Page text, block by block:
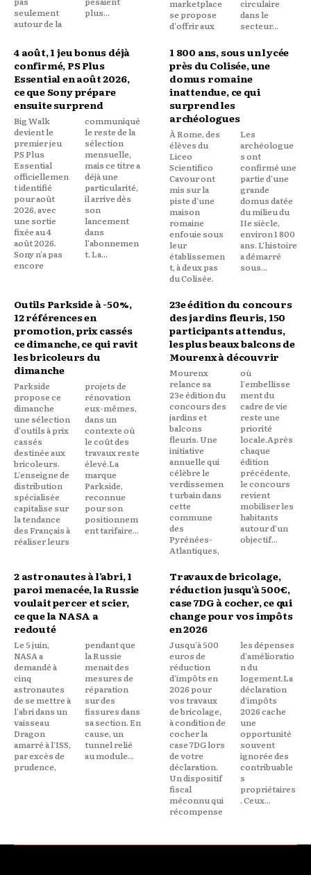
seulement
autour de la
plus...
marketplace
se propose
d'offrir aux
circulaire
dans le
secteur...
4 août, 1 jeu bonus déjà
confirmé, PS Plus
Essential en août 2026,
ce que Sony prépare
ensuite surprend
Big Walk
devient le
premier jeu
PS Plus
Essential
officiellemen
t identifié
pour août
2026, avec
une sortie
fixée au 4
août 2026.
Sony n'a pas
encore
communiqué
le reste de la
sélection
mensuelle,
mais ce titre a
déjà une
particularité,
il arrive dès
son
lancement
dans
l'abonnemen
t. La...
1 800 ans, sous un lycée
près du Colisée, une
domus romaine
inattendue, ce qui
surprend les
archéologues
À Rome, des
élèves du
Liceo
Scientifico
Cavour ont
mis sur la
piste d'une
maison
romaine
enfouie sous
leur
établissemen
t, à deux pas
du Colisée.
Les
archéologue
s ont
confirmé une
partie d'une
grande
domus datée
du milieu du
IIe siècle,
environ 1 800
ans. L'histoire
a démarré
sous...
Outils Parkside à -50%,
12 références en
promotion, prix cassés
ce dimanche, ce qui ravit
les bricoleurs du
dimanche
Parkside
propose ce
dimanche
une sélection
d'outils à prix
cassés
destinée aux
bricoleurs.
L'enseigne de
distribution
spécialisée
capitalise sur
la tendance
des Français à
réaliser leurs
projets de
rénovation
eux-mêmes,
dans un
contexte où
le coût des
travaux reste
élevé.La
marque
Parkside,
reconnue
pour son
positionnem
ent tarifaire...
23e édition du concours
des jardins fleuris, 150
participants attendus,
les plus beaux balcons de
Mourenx à découvrir
Mourenx
relance sa
23e édition du
concours des
jardins et
balcons
fleuris. Une
initiative
annuelle qui
célèbre le
verdissemen
t urbain dans
cette
commune
des
Pyrénées-
Atlantiques,
où
l'embellisse
ment du
cadre de vie
reste une
priorité
locale.Après
chaque
édition
précédente,
le concours
revient
mobiliser les
habitants
autour d'un
objectif...
2 astronautes à l’abri, 1
paroi menacée, la Russie
voulait percer et scier,
ce que la NASA a
redouté
Le 5 juin,
NASA a
demandé à
cinq
astronautes
de se mettre à
l'abri dans un
vaisseau
Dragon
amarré à l'ISS,
par excès de
prudence,
pendant que
la Russie
menait des
mesures de
réparation
sur des
fissures dans
sa section. En
cause, un
tunnel relié
au module...
Travaux de bricolage,
réduction jusqu’à 500€,
case 7DG à cocher, ce qui
change pour vos impôts
en 2026
Jusqu'à 500
euros de
réduction
d'impôts en
2026 pour
vos travaux
de bricolage,
à condition de
cocher la
case 7DG lors
de votre
déclaration.
Un dispositif
fiscal
méconnu qui
récompense
les dépenses
d'amélioratio
n du
logement.La
déclaration
d'impôts
2026 cache
une
opportunité
souvent
ignorée des
contribuable
s
propriétaires
. Ceux...